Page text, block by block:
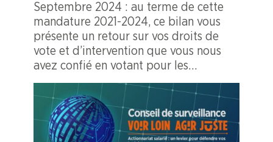
Septembre 2024 : au terme de cette
mandature 2021-2024, ce bilan vous
présente un retour sur vos droits de
vote et d’intervention que vous nous
avez confié en votant pour les
membres CFDT du conseil de
surveillance.